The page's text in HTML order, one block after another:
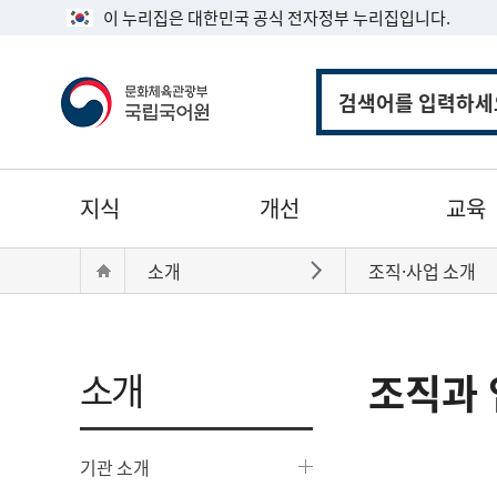
이 누리집은 대한민국 공식 전자정부 누리집입니다.
통
검
색
메
지식 개선 교육
재
Home
소개 바로가기조직·사업 소개
소개
기관 소개
조직과